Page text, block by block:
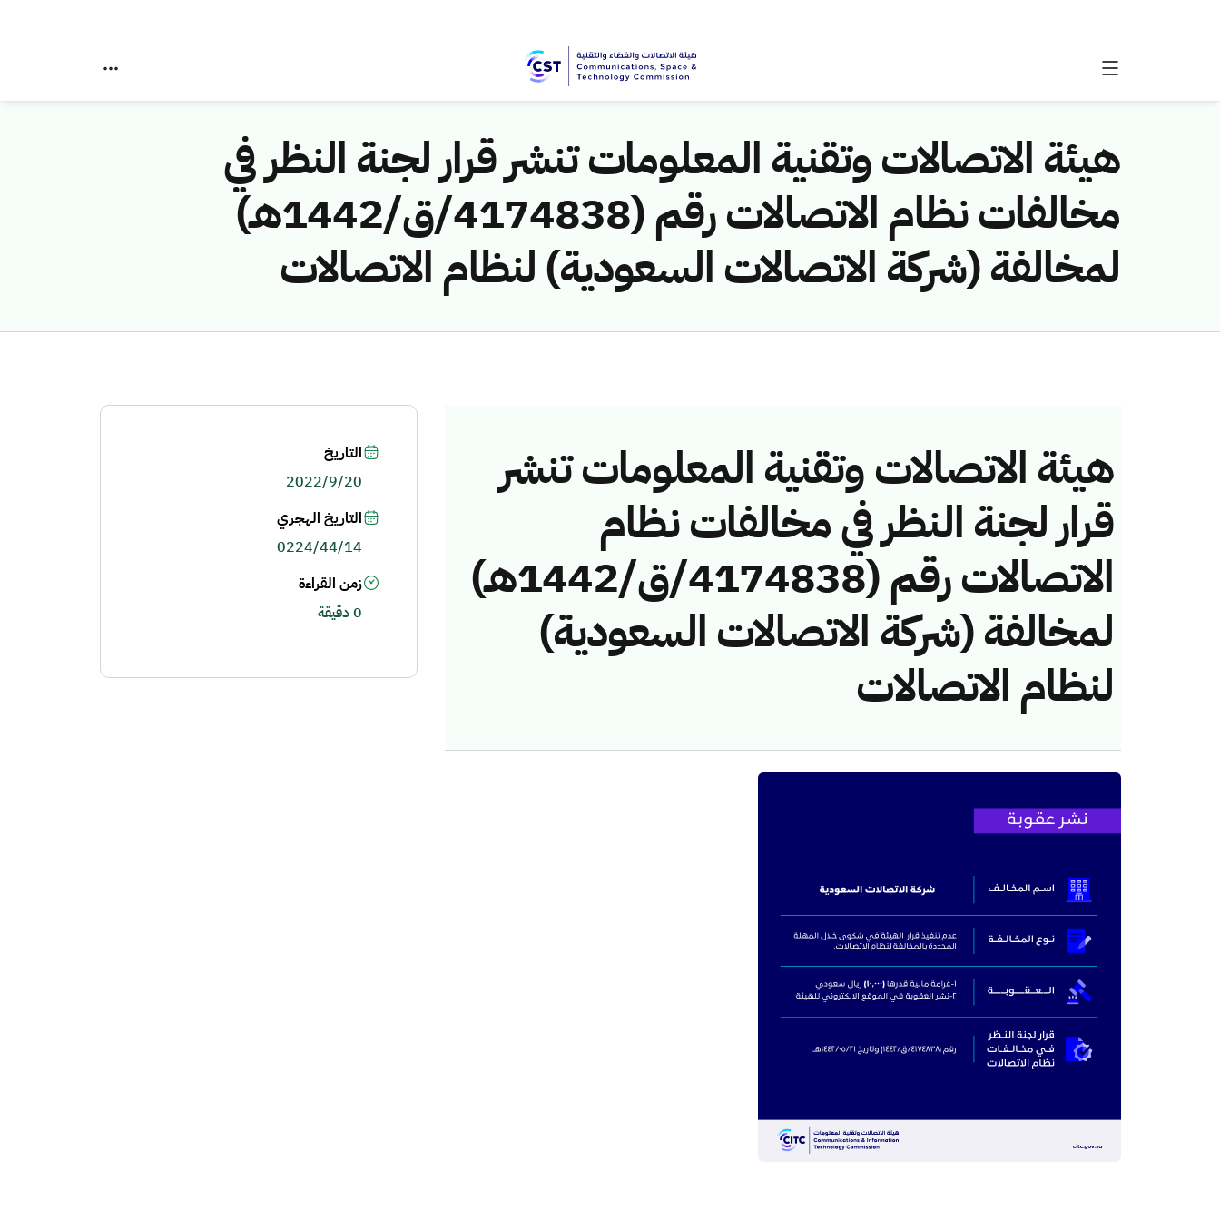
هيئة الاتصالات وتقنية المعلومات تنشر قرار لجنة النظر في
مخالفات نظام الاتصالات رقم (4174838/ق/1442هـ)
لمخالفة (شركة الاتصالات السعودية) لنظام الاتصالات
هيئة الاتصالات وتقنية المعلومات تنشر
قرار لجنة النظر في مخالفات نظام
الاتصالات رقم (4174838/ق/1442هـ)
لمخالفة (شركة الاتصالات السعودية)
لنظام الاتصالات
التاريخ
2022/9/20
التاريخ الهجري
0224/44/14
زمن القراءة
0 دقيقة